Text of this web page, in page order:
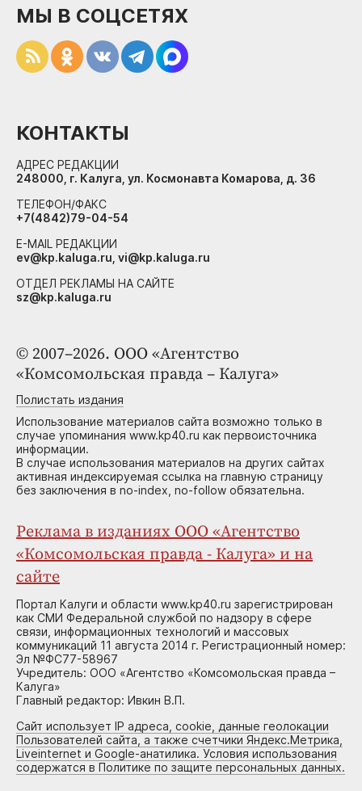
© 2007–2026. ООО «Агентство
«Комсомольская правда – Калуга»
Полистать издания
Использование материалов сайта возможно только в
случае упоминания www.kp40.ru как первоисточника
информации.
В случае использования материалов на других сайтах
активная индексируемая ссылка на главную страницу
без заключения в no-index, no-follow обязательна.
Реклама в изданиях ООО «Агентство
«Комсомольская правда - Калуга» и на
сайте
Портал Калуги и области www.kp40.ru зарегистрирован
как СМИ Федеральной службой по надзору в сфере
связи, информационных технологий и массовых
коммуникаций 11 августа 2014 г. Регистрационный номер:
Эл №ФС77-58967
Учредитель: ООО «Агентство «Комсомольская правда –
Калуга»
Главный редактор: Ивкин В.П.
Сайт использует IP адреса, cookie, данные геолокации
Пользователей сайта, а также счетчики Яндекс.Метрика,
Liveinternet и Google-анатилика. Условия использования
содержатся в Политике по защите персональных данных.
МЫ В СОЦСЕТЯХ
КОНТАКТЫ
АДРЕС РЕДАКЦИИ
248000, г. Калуга, ул. Космонавта Комарова, д. 36
ТЕЛЕФОН/ФАКС
+7(4842)79-04-54
E-MAIL РЕДАКЦИИ
ev@kp.kaluga.ru, vi@kp.kaluga.ru
ОТДЕЛ РЕКЛАМЫ НА САЙТЕ
sz@kp.kaluga.ru